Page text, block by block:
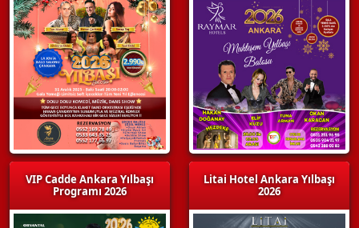
VIP Cadde Ankara Yılbaşı
Programı 2026
Litai Hotel Ankara Yılbaşı
2026